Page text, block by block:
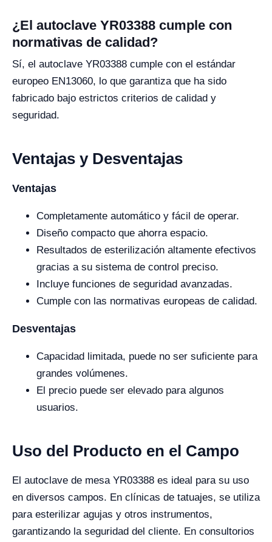
¿El autoclave YR03388 cumple con
normativas de calidad?
Sí, el autoclave YR03388 cumple con el estándar
europeo EN13060, lo que garantiza que ha sido
fabricado bajo estrictos criterios de calidad y
seguridad.
Ventajas y Desventajas
Ventajas
Completamente automático y fácil de operar.
Diseño compacto que ahorra espacio.
Resultados de esterilización altamente efectivos
gracias a su sistema de control preciso.
Incluye funciones de seguridad avanzadas.
Cumple con las normativas europeas de calidad.
Desventajas
Capacidad limitada, puede no ser suficiente para
grandes volúmenes.
El precio puede ser elevado para algunos
usuarios.
Uso del Producto en el Campo
El autoclave de mesa YR03388 es ideal para su uso
en diversos campos. En clínicas de tatuajes, se utiliza
para esterilizar agujas y otros instrumentos,
garantizando la seguridad del cliente. En consultorios